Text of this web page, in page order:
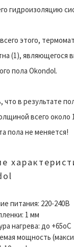
гидроизоляцию
этого,
(1), являющегося
пола Okondol.
в результате
всего около
пола не меняется!
питания: 220-240В
1 мм
нагрева: до +65оС
мощность